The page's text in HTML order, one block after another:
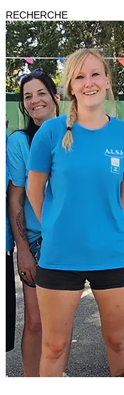
RECHERCHE